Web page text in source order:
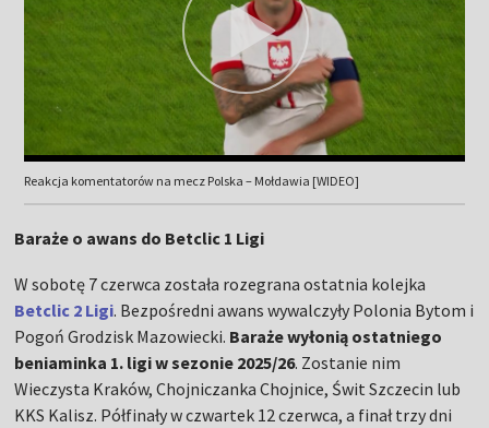
Reakcja komentatorów na mecz Polska – Mołdawia [WIDEO]
Baraże o awans do Betclic 1 Ligi
W sobotę 7 czerwca została rozegrana ostatnia kolejka
Betclic 2 Ligi. Bezpośredni awans wywalczyły Polonia Bytom i
Pogoń Grodzisk Mazowiecki. Baraże wyłonią ostatniego
beniaminka 1. ligi w sezonie 2025/26. Zostanie nim
Wieczysta Kraków, Chojniczanka Chojnice, Świt Szczecin lub
KKS Kalisz. Półfinały w czwartek 12 czerwca, a finał trzy dni